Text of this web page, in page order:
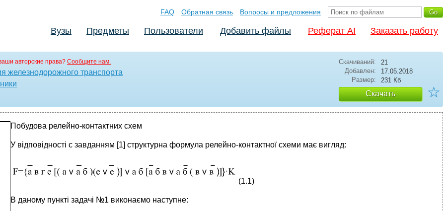
FAQ Обратная связь Вопросы и предложения
Вузы Предметы Пользователи Добавить файлы Реферат AI Заказать работу
авторские права? Сообщите нам.
железнодорожного транспорта
Скачиваний:
21
Добавлен:
17.05.2018
Размер:
231 Кб
Скачать ☆
Побудова релейно-контактних схем
У відповідності с завданням [1] структурна формула релейно-контактної схеми має вигляд:
(1.1)
В даному пункті задачі №1 виконаємо наступне: